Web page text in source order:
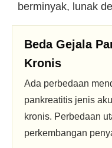
berminyak, lunak
Beda Gejala
Kronis
Ada perbedaan
pankreatitis jenis
kronis. Perbedaan
perkembangan